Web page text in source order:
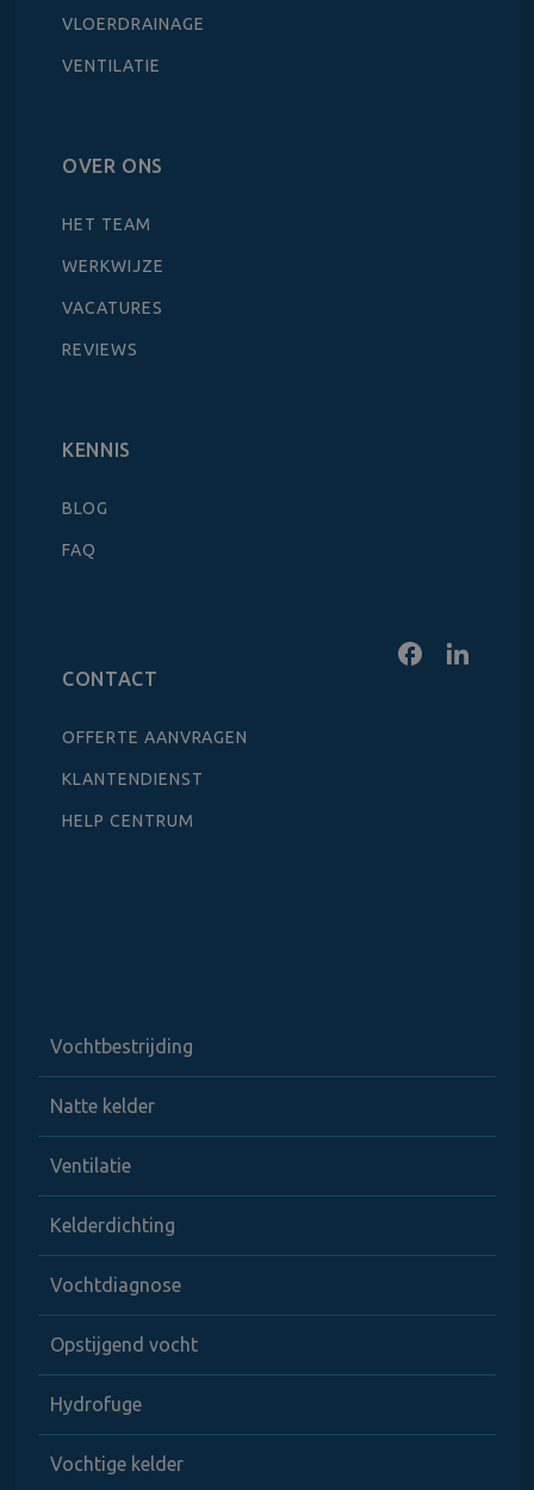
VLOERDRAINAGE
VENTILATIE
OVER ONS
HET TEAM
WERKWIJZE
VACATURES
REVIEWS
KENNIS
BLOG
FAQ
CONTACT
OFFERTE AANVRAGEN
KLANTENDIENST
HELP CENTRUM
Vochtbestrijding
Natte kelder
Ventilatie
Kelderdichting
Vochtdiagnose
Opstijgend vocht
Hydrofuge
Vochtige kelder